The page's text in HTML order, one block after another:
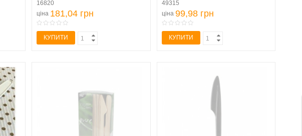
16820
ціна 181,04 грн
КУПИТИ
49315
ціна 99,98 грн
КУПИТИ